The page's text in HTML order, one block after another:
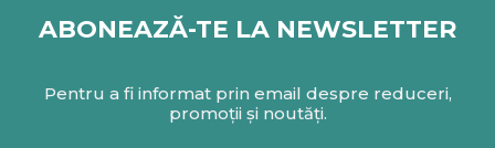
ABONEAZĂ-TE LA NEWSLETTER
Pentru a fi informat prin email despre reduceri,
promoții și noutăți.